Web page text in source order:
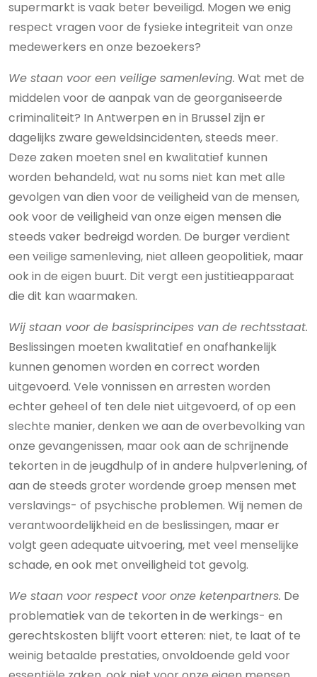
supermarkt is vaak beter beveiligd. Mogen we enig
respect vragen voor de fysieke integriteit van onze
medewerkers en onze bezoekers?
We staan voor een veilige samenleving. Wat met de
middelen voor de aanpak van de georganiseerde
criminaliteit? In Antwerpen en in Brussel zijn er
dagelijks zware geweldsincidenten, steeds meer.
Deze zaken moeten snel en kwalitatief kunnen
worden behandeld, wat nu soms niet kan met alle
gevolgen van dien voor de veiligheid van de mensen,
ook voor de veiligheid van onze eigen mensen die
steeds vaker bedreigd worden. De burger verdient
een veilige samenleving, niet alleen geopolitiek, maar
ook in de eigen buurt. Dit vergt een justitieapparaat
die dit kan waarmaken.
Wij staan voor de basisprincipes van de rechtsstaat.
Beslissingen moeten kwalitatief en onafhankelijk
kunnen genomen worden en correct worden
uitgevoerd. Vele vonnissen en arresten worden
echter geheel of ten dele niet uitgevoerd, of op een
slechte manier, denken we aan de overbevolking van
onze gevangenissen, maar ook aan de schrijnende
tekorten in de jeugdhulp of in andere hulpverlening, of
aan de steeds groter wordende groep mensen met
verslavings- of psychische problemen. Wij nemen de
verantwoordelijkheid en de beslissingen, maar er
volgt geen adequate uitvoering, met veel menselijke
schade, en ook met onveiligheid tot gevolg.
We staan voor respect voor onze ketenpartners. De
problematiek van de tekorten in de werkings- en
gerechtskosten blijft voort etteren: niet, te laat of te
weinig betaalde prestaties, onvoldoende geld voor